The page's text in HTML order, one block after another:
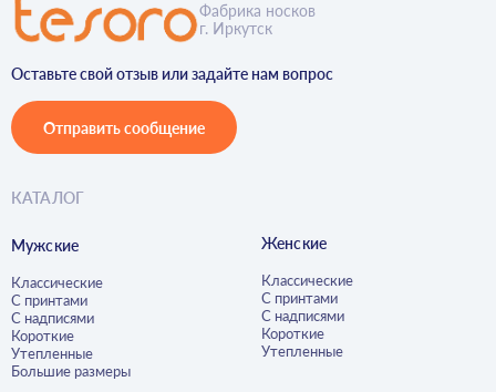
Фабрика носков
г. Иркутск
Оставьте свой отзыв или задайте нам вопрос
Отправить сообщение
КАТАЛОГ
Мужские
Классические
С принтами
С надписями
Короткие
Утепленные
Большие размеры
Женские
Классические
С принтами
С надписями
Короткие
Утепленные